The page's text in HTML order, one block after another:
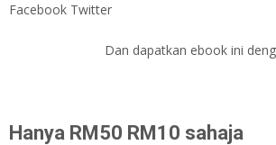
Facebook Twitter
Dan dapatkan ebook ini
Hanya RM50 RM10 sahaja